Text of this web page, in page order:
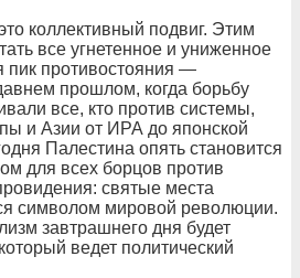
коллективный подвиг. Этим
все угнетенное и униженное
пик противостояния —
прошлом, когда борьбу
все, кто против системы,
и Азии от ИРА до японской
Палестина опять становится
для всех борцов против
святые места
символом мировой революции.
завтрашнего дня будет
ведет политический